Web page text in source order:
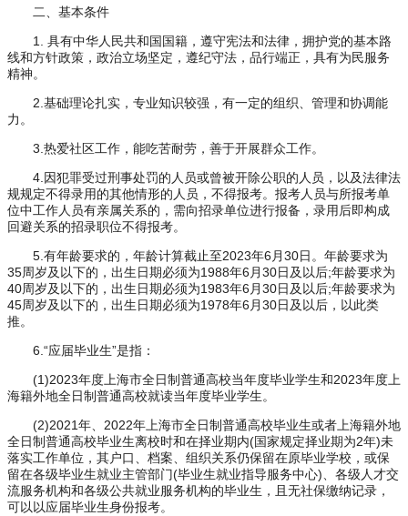
二、基本条件
1. 具有中华人民共和国国籍，遵守宪法和法律，拥护党的基本路
线和方针政策，政治立场坚定，遵纪守法，品行端正，具有为民服务
精神。
2.基础理论扎实，专业知识较强，有一定的组织、管理和协调能
力。
3.热爱社区工作，能吃苦耐劳，善于开展群众工作。
4.因犯罪受过刑事处罚的人员或曾被开除公职的人员，以及法律法
规规定不得录用的其他情形的人员，不得报考。报考人员与所报考单
位中工作人员有亲属关系的，需向招录单位进行报备，录用后即构成
回避关系的招录职位不得报考。
5.有年龄要求的，年龄计算截止至2023年6月30日。年龄要求为
35周岁及以下的，出生日期必须为1988年6月30日及以后;年龄要求为
40周岁及以下的，出生日期必须为1983年6月30日及以后;年龄要求为
45周岁及以下的，出生日期必须为1978年6月30日及以后，以此类
推。
6.“应届毕业生”是指：
(1)2023年度上海市全日制普通高校当年度毕业学生和2023年度上
海籍外地全日制普通高校就读当年度毕业学生。
(2)2021年、2022年上海市全日制普通高校毕业生或者上海籍外地
全日制普通高校毕业生离校时和在择业期内(国家规定择业期为2年)未
落实工作单位，其户口、档案、组织关系仍保留在原毕业学校，或保
留在各级毕业生就业主管部门(毕业生就业指导服务中心)、各级人才交
流服务机构和各级公共就业服务机构的毕业生，且无社保缴纳记录，
可以以应届毕业生身份报考。